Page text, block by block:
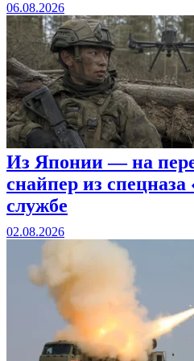
06.08.2026
Из Японии — на
снайпер из
службе
02.08.2026